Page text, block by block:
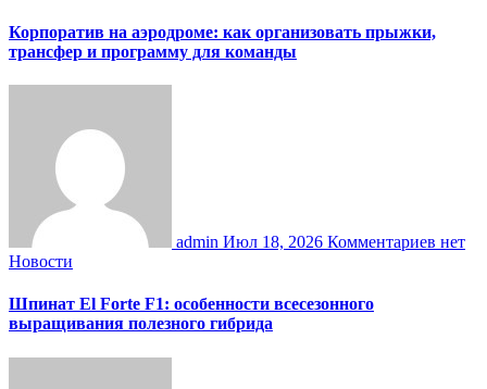
Корпоратив на аэродроме: как организовать прыжки,
трансфер и программу для команды
admin Июл 18, 2026 Комментариев нет
Новости
Шпинат El Forte F1: особенности всесезонного
выращивания полезного гибрида